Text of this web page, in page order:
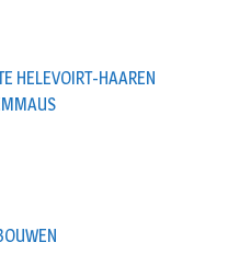
HELEVOIRT-HAAREN